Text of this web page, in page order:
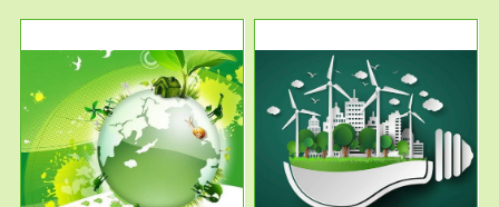
服务范围
废气测试
检测范围工业废气检测包括有机